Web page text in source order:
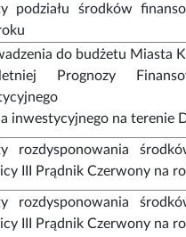
podziału środków
do budżetu Miasta
Prognozy
inwestycyjnego na terenie
rozdysponowania
III Prądnik Czerwony na
rozdysponowania
III Prądnik Czerwony na